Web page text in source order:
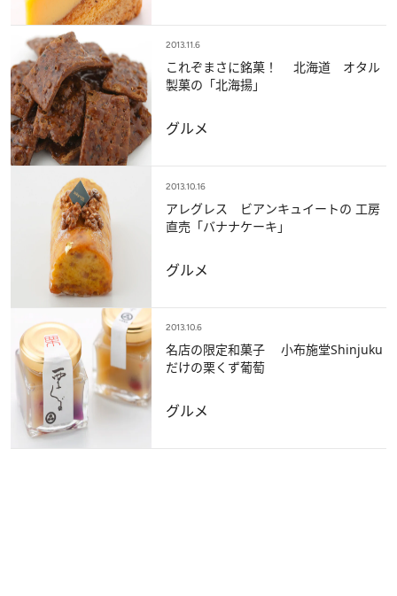
2013.11.6
これぞまさに銘菓！ 北海道 オタル
製菓の「北海揚」
グルメ
2013.10.16
アレグレス ビアンキュイートの 工房
直売「バナナケーキ」
グルメ
2013.10.6
名店の限定和菓子 小布施堂Shinjuku
だけの栗くず葡萄
グルメ